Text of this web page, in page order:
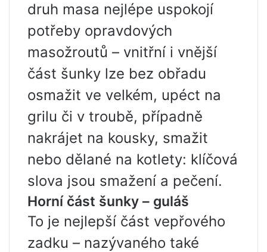
druh masa nejlépe uspokojí
potřeby opravdových
masožroutů – vnitřní i vnější
část šunky lze bez obřadu
osmažit ve velkém, upéct na
grilu či v troubě, případně
nakrájet na kousky, smažit
nebo dělané na kotlety: klíčová
slova jsou smažení a pečení.
Horní část šunky – guláš
To je nejlepší část vepřového
zadku – nazývaného také